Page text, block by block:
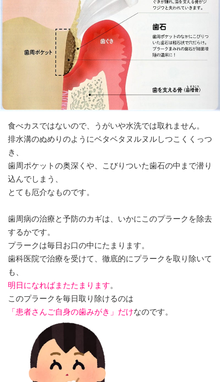
食べカスではないので、うがいや水洗では取れません。
排水溝のぬめりのようにベタベタヌルヌルしつこくくっつ
き、
歯周ポケットの奥深くや、こびりついた歯石の中まで潜り
込んでしまう、
とても厄介なものです。
歯周病の治療と予防のカギは、いかにこのプラークを除去
するかです。
プラークは毎日お口の中にたまります。
歯科医院で治療を受けて、徹底的にプラークを取り除いて
も、
明日になればまたたまります。
このプラークを毎日取り除けるのは
「患者さんご自身の歯みがき」だけなのです。